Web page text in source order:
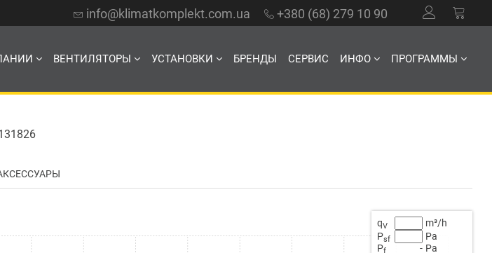
info@klimatkomplekt.com.ua +380 (68) 279 10 90
ВЕНТИЛЯТОРЫ УСТАНОВКИ БРЕНДЫ СЕРВИС ИНФО ПРОГРАММЫ
qV
m³/h
Psf
Pa
P
- Pa